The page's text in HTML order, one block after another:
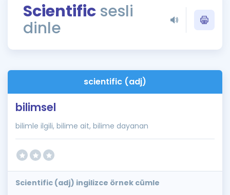
Rehberlik Aracı
ÖSYM Sınav Takvimi
İngilizce Gramer
Scientific sesli
dinle
scientific (adj)
bilimsel
bilimle ilgili, bilime ait, bilime dayanan
Scientific (adj) ingilizce örnek cümle